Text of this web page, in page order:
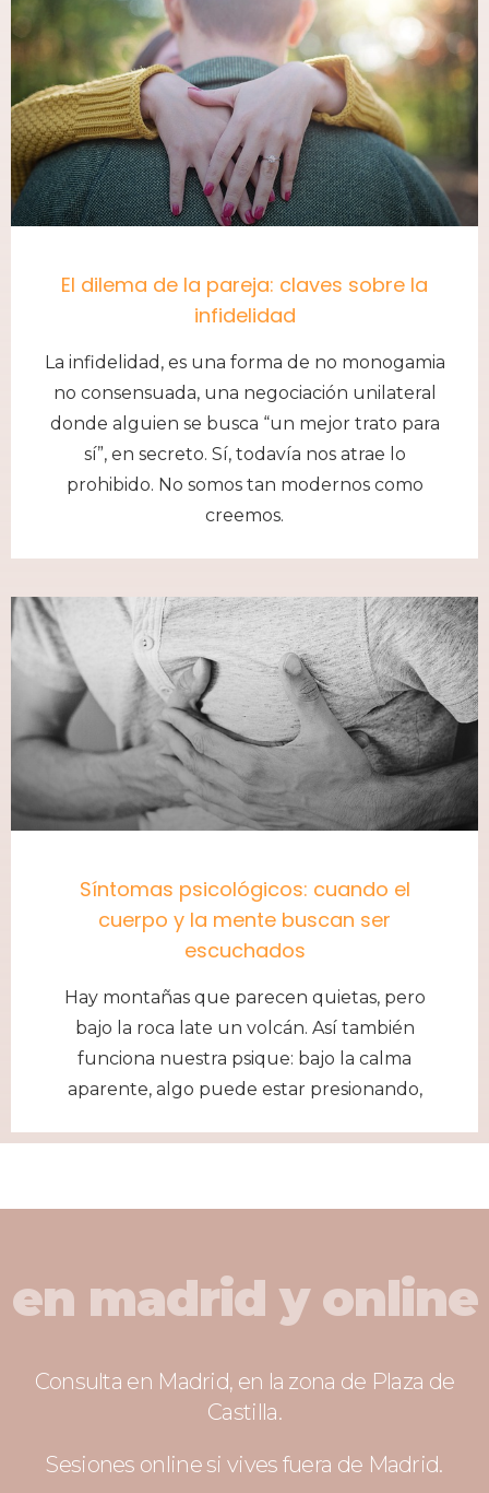
El dilema de la pareja: claves sobre la
infidelidad
La infidelidad, es una forma de no monogamia
no consensuada, una negociación unilateral
donde alguien se busca “un mejor trato para
sí”, en secreto. Sí, todavía nos atrae lo
prohibido. No somos tan modernos como
creemos.
Síntomas psicológicos: cuando el
cuerpo y la mente buscan ser
escuchados
Hay montañas que parecen quietas, pero
bajo la roca late un volcán. Así también
funciona nuestra psique: bajo la calma
aparente, algo puede estar presionando,
en madrid y online
Consulta en Madrid, en la zona de Plaza de
Castilla.
Sesiones online si vives fuera de Madrid.